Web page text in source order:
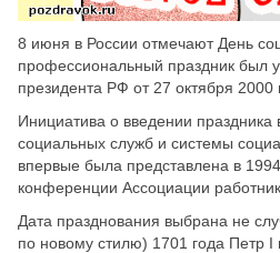
8 июня в России отмечают День
профессиональный праздник был
президента РФ от 27 октября 2000
Инициатива о введении праздника
социальных служб и системы
впервые была представлена в
конференции Ассоциации
Дата празднования выбрана не
по новому стилю) 1701 года Петр